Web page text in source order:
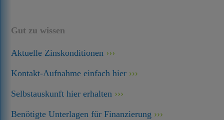
Gut zu wissen
Aktuelle Zinskonditionen
Kontakt-Aufnahme einfach hier
Selbstauskunft hier erhalten
Benötigte Unterlagen für Finanzierung